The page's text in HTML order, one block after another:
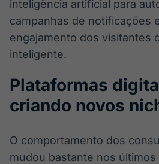
inteligência artificial para
campanhas de notificações
engajamento dos visitantes
inteligente.
Plataformas
criando novos
O comportamento dos
mudou bastante nos últimos